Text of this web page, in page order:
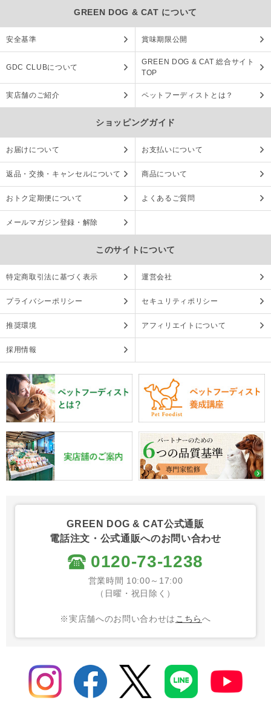
GREEN DOG & CAT について
安全基準 賞味期限公開
GDC CLUBについて
GREEN DOG & CAT 総合サイト
TOP
実店舗のご紹介 ペットフーディストとは？
ショッピングガイド
お届けについて お支払いについて
返品・交換・キャンセルについて 商品について
おトク定期便について よくあるご質問
メールマガジン登録・解除
このサイトについて
特定商取引法に基づく表示 運営会社
プライバシーポリシー セキュリティポリシー
推奨環境 アフィリエイトについて
採用情報
GREEN DOG & CAT公式通販
電話注文・公式通販へのお問い合わせ
0120-73-1238
営業時間 10:00～17:00
（日曜・祝日除く）
※実店舗へのお問い合わせは こちらへ